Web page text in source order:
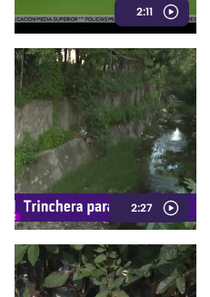
2:11
2:27